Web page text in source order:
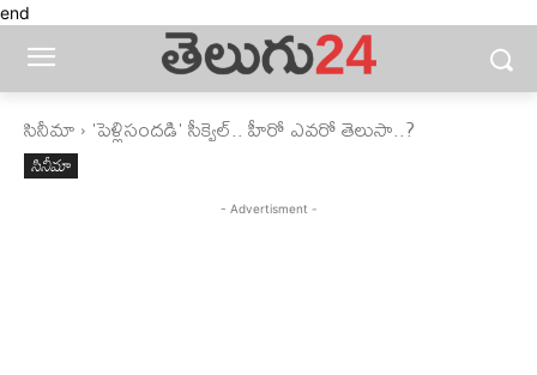
end
సినీమా 'పెళ్లిసందడి' సీక్వెల్‌‌.. హీరో ఎవరో తెలుసా..?
సినీమా
- Advertisment -